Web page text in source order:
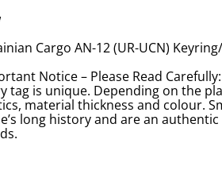
Cargo AN-12 (UR-UCN)
Notice – Please Read Carefully:
tag is unique. Depending on the
material thickness and colour.
long history and are an